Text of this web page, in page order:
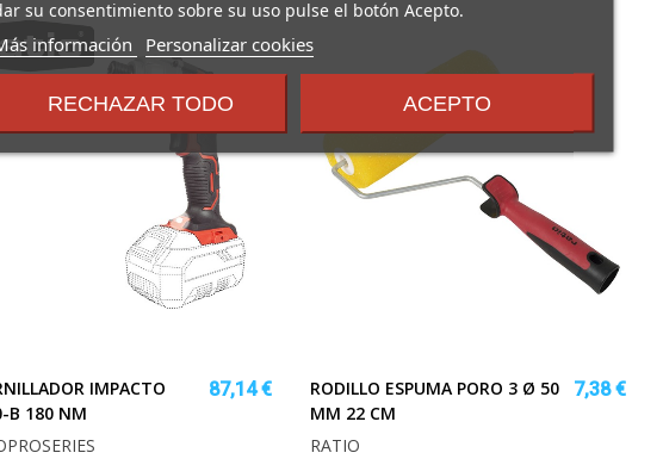
IMPACTO
B 180 NM
87,14 €
RODILLO ESPUMA PORO 3 Ø 50
MM 22 CM
7,38 €
RATIO
su consentimiento sobre su uso pulse el botón Acepto.
información
sobre
y
condiciones
Personalizar cookies
RECHAZAR TODO ACEPTO